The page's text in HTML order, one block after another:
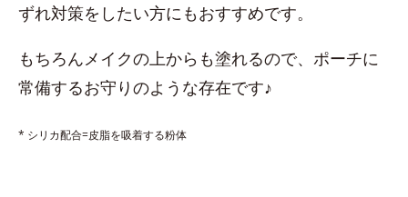
ずれ対策をしたい方にもおすすめです。
もちろんメイクの上からも塗れるので、ポーチに
常備するお守りのような存在です♪
* シリカ配合=皮脂を吸着する粉体